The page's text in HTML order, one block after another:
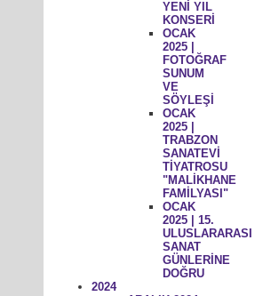
YENİ YIL
KONSERİ
OCAK
2025 |
FOTOĞRAF
SUNUM
VE
SÖYLEŞİ
OCAK
2025 |
TRABZON
SANATEVİ
TİYATROSU
"MALİKHANE
FAMİLYASI"
OCAK
2025 | 15.
ULUSLARARASI
SANAT
GÜNLERİNE
DOĞRU
2024